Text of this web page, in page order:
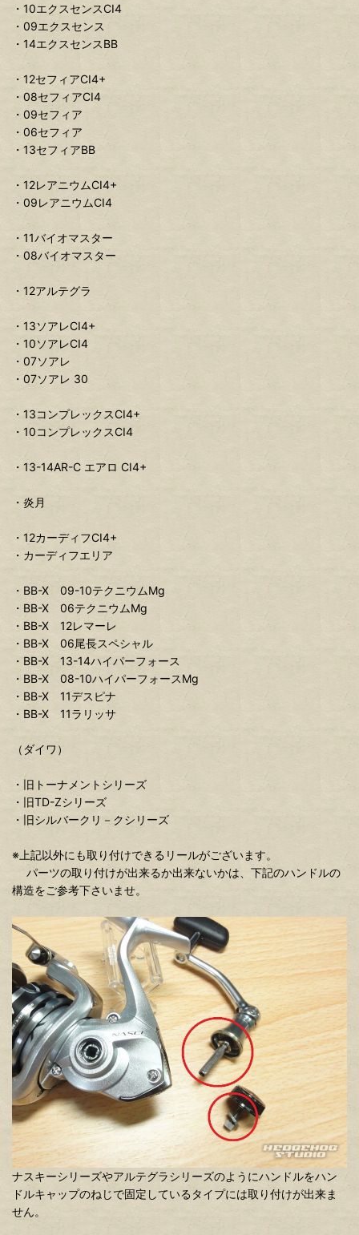
・10エクスセンスCI4
・09エクスセンス
・14エクスセンスBB
・12セフィアCI4+
・08セフィアCI4
・09セフィア
・06セフィア
・13セフィアBB
・12レアニウムCI4+
・09レアニウムCI4
・11バイオマスター
・08バイオマスター
・12アルテグラ
・13ソアレCI4+
・10ソアレCI4
・07ソアレ
・07ソアレ 30
・13コンプレックスCI4+
・10コンプレックスCI4
・13-14AR-C エアロ CI4+
・炎月
・12カーディフCI4+
・カーディフエリア
・BB-X 09-10テクニウムMg
・BB-X 06テクニウムMg
・BB-X 12レマーレ
・BB-X 06尾長スペシャル
・BB-X 13-14ハイパーフォース
・BB-X 08-10ハイパーフォースMg
・BB-X 11デスピナ
・BB-X 11ラリッサ
（ダイワ）
・旧トーナメントシリーズ
・旧TD-Zシリーズ
・旧シルバークリ－クシリーズ
※上記以外にも取り付けできるリールがございます。
パーツの取り付けが出来るか出来ないかは、下記のハンドルの
構造をご参考下さいませ。
ナスキーシリーズやアルテグラシリーズのようにハンドルをハン
ドルキャップのねじで固定しているタイプには取り付けが出来ま
せん。